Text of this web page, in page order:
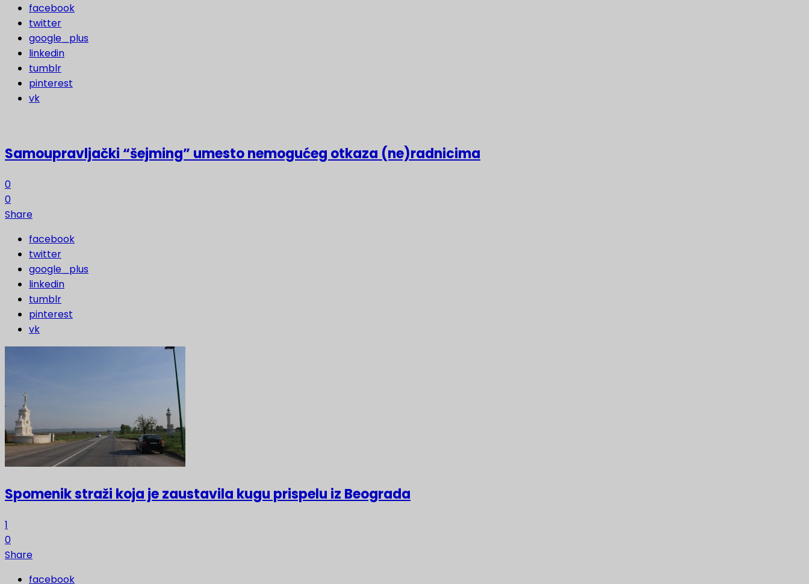
facebook
twitter
google_plus
linkedin
tumblr
pinterest
vk
Samoupravljački “šejming” umesto nemogućeg otkaza (ne)radnicima
0
0
Share
facebook
twitter
google_plus
linkedin
tumblr
pinterest
vk
Spomenik straži koja je zaustavila kugu prispelu iz Beograda
1
0
Share
facebook